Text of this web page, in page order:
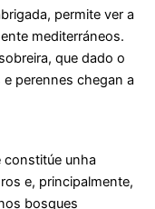
permite ver a
mediterráneos.
que dado o
perennes chegan a
constitúe unha
e, principalmente,
bosques